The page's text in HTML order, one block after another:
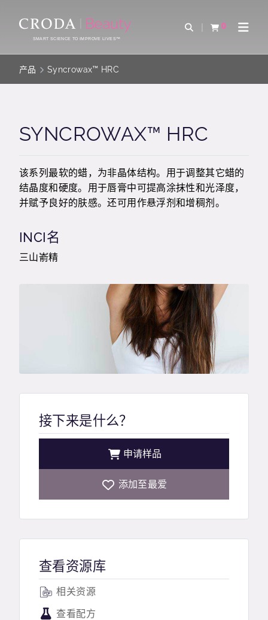
CONTENTSMART SCIENCE TO IMPROVE LIVES™
Open Search
0
查看购物车Open
产品 Syncrowax™ HRC
SYNCROWAX™ HRC
该系列最软的蜡，为非晶体结构。用于调整其它蜡的
结晶度和硬度。用于唇膏中可提高涂抹性和光泽度，
并赋予良好的肤感。还可用作悬浮剂和增稠剂。
INCI名
三山嵛精
接下来是什么？
申请样品
添加至最爱
查看资源库
相关资源
查看配方